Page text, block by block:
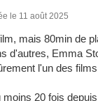
le 11 août 2025
mais 80min de
d'autres, Emma
l'un des
20 fois